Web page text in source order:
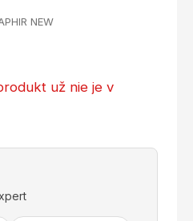
NEW
už nie je v